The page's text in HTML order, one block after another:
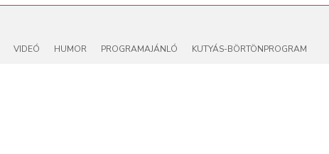
VIDEÓ HUMOR PROGRAMAJÁNLÓ KUTYÁS-BÖRTÖNPROGRAM